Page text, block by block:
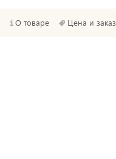
О товаре Цена и заказ